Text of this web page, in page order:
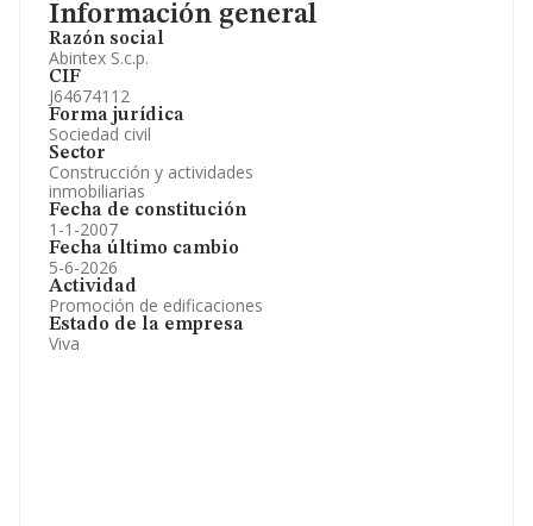
Información general
Razón social
Abintex S.c.p.
CIF
J64674112
Forma jurídica
Sociedad civil
Sector
Construcción y actividades
inmobiliarias
Fecha de constitución
1-1-2007
Fecha último cambio
5-6-2026
Actividad
Promoción de edificaciones
Estado de la empresa
Viva